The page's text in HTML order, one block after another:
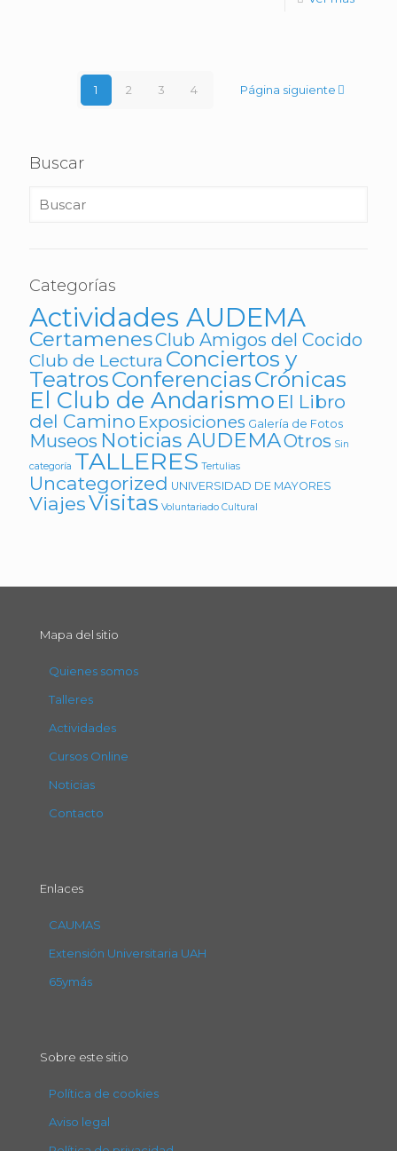
1 2 3 4 Página siguiente
Buscar
Categorías
Actividades AUDEMA
CertamenesClub Amigos del Cocido
Club de Lectura Conciertos y
TeatrosConferenciasCrónicas
El Club de Andarismo El Libro
del Camino Exposiciones Galería de Fotos
Museos Noticias AUDEMAOtros Sin
categoría TALLERES Tertulias
Uncategorized UNIVERSIDAD DE MAYORES
ViajesVisitas Voluntariado Cultural
Mapa del sitio
Quienes somos
Talleres
Actividades
Cursos Online
Noticias
Contacto
Enlaces
CAUMAS
Extensión Universitaria UAH
65ymás
Sobre este sitio
Política de cookies
Aviso legal